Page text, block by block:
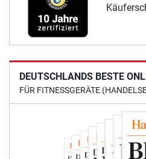
DEUTSCHLANDS BESTE
FÜR FITNESSGERÄTE